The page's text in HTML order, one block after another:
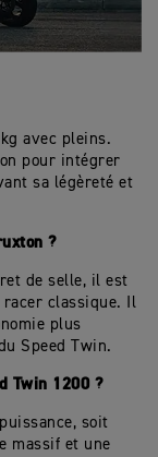
avec pleins.
pour intégrer
sa légèreté et
?
de selle, il est
racer classique. Il
plus
Speed Twin.
Twin 1200 ?
soit
massif et une